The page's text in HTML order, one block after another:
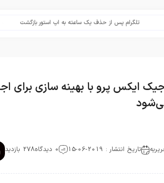
تلگرام پس از حذف یک ساعته به اپ استور بازگشت برنامه Apple Upgrade معرفی شد؛ شرایط اپل برای اجاره آیفون، آیپد، مک و اپل واچ
ایکس پرو با بهینه سازی برای
تاریخ انتشار : 2019-06-15 0 دیدگاه 278 بازدید